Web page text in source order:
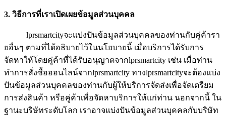
3. วิธีการที่เราเปิดเผยข้อมูลส่วนบุคคล
lprsmartcityจะแบ่งปันข้อมูลส่วนบุคคลของท่านกับคู่ค้ารา
ยอื่นๆ ตามที่ได้อธิบายไว้ในนโยบายนี้ เมื่อบริการได้รับการ
จัดหาให้โดยคู่ค้าที่ได้รับอนุญาตจากlprsmartcity เช่น เมื่อท่าน
ทำการสั่งซื้อออนไลน์จากlprsmartcity ทางlprsmartcityจะต้องแบ่ง
ปันข้อมูลส่วนบุคคลของท่านกับผู้ให้บริการจัดส่งเพื่อจัดเตรียม
การส่งสินค้า หรือคู่ค้าเพื่อจัดหาบริการให้แก่ท่าน นอกจากนี้ ใน
ฐานะบริษัทระดับโลก เราอาจแบ่งปันข้อมูลส่วนบุคคลกับบริษัท